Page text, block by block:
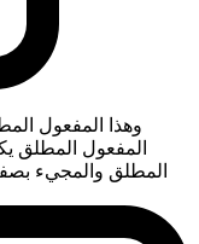
وهذا المفعول
المفعول المطلق
المطلق والمجيء